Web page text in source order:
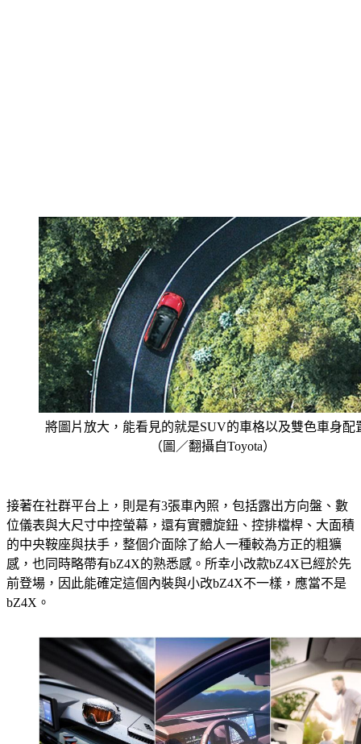
將圖片放大，能看見的就是SUV的車格以及雙色車身配
（圖／翻攝自Toyota）
接著在社群平台上，則是有3張車內照，包括露出方向盤、數
位儀表與大尺寸中控螢幕，還有實體旋鈕、控排檔桿、大面積
的中央鞍座與扶手，整個介面除了給人一種較為方正的粗獷
感，也同時略帶有bZ4X的熟悉感。所幸小改款bZ4X已經於先
前登場，因此能確定這個內裝與小改bZ4X不一樣，應當不是
bZ4X。